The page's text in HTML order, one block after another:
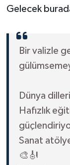
Gelecek
Bir valizle
Dünya
Hafızlık
Sanat
🎨🎻